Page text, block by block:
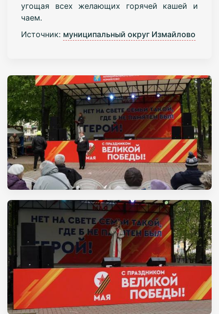
угощая всех желающих горячей кашей и
чаем.
Источник: муниципальный округ Измайлово